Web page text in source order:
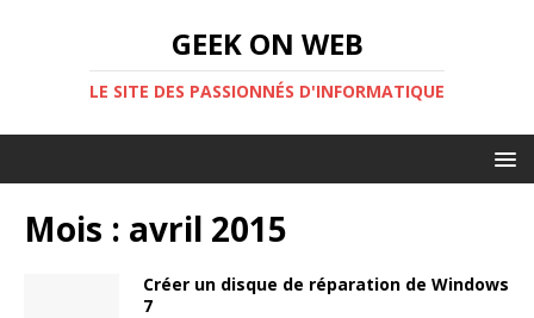
GEEK ON WEB
LE SITE DES PASSIONNÉS D'INFORMATIQUE
Mois : avril 2015
Créer un disque de réparation de Windows
7